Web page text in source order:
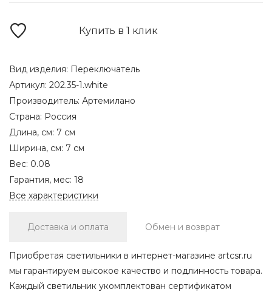
Купить в 1 клик
Вид изделия: Переключатель
Артикул: 202.35-1.white
Производитель: Артемилано
Страна: Россия
Длина, см: 7 см
Ширина, см: 7 см
Вес: 0.08
Гарантия, мес: 18
Все характеристики
Доставка и оплата Обмен и возврат
Приобретая светильники в интернет-магазине artcsr.ru
мы гарантируем высокое качество и подлинность товара.
Каждый светильник укомплектован сертификатом